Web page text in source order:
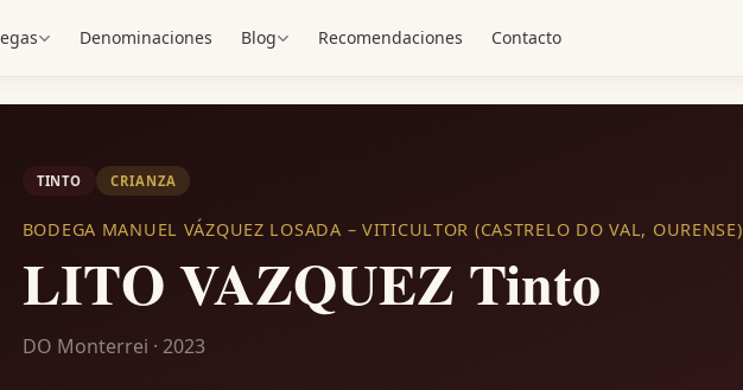
Denominaciones Blog Recomendaciones Contacto
TINTO CRIANZA
BODEGA MANUEL VÁZQUEZ LOSADA – VITICULTOR (CASTRELO DO VAL, OURENSE)
LITO VAZQUEZ Tinto
DO Monterrei · 2023